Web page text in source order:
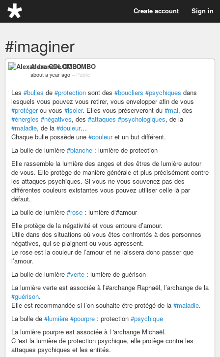
Create account Sign in
#imaginer
Alexandre COLOMBO
about a year ago – Public
Les #bulles de #protection sont des #boucliers #psychiques dans
lesquels vous pouvez vous retirer, vous envelopper afin de vous
#protégerou vous #isoler. Elles vous préserveront du #mal, des
#énergies #négatives, des #attaques #psychologiques, de la
#maladie, de la #douleur…
Chaque bulle possède une #couleuret un but différent.
La bulle de lumière #blanche : lumière de protection
Elle rassemble la lumière des anges et des êtres de lumière autour
de vous. Elle protège de manière générale et plus précisément contre
les attaques psychiques. Si vous ne vous souvenez pas des
différentes couleurs existantes vous pouvez utiliser celle là par
défaut.
La bulle de lumière #rose : lumière d’#amour
Elle protège de la négativité et vous entoure d’amour.
Utile dans des situations où vous êtes confrontés à des personnes
négatives, qui se plaignent ou vous agressent.
Le rose est la couleur de l’amour et ne laissera donc passer que
l’amour.
La bulle de lumière #verte : lumière de guérison
La lumière verte est associée à l’#archange Raphaël, l’archange de la
#guérison.
Elle est recommandée si l’on souhaite être protégé de la #maladie.
La bulle de #lumière #pourpre : protection #psychique
La lumière pourpre est associée à l 'archange Michaël.
C 'est la lumière de protection psychique, elle protège contre les
attaques psychiques et les entités.